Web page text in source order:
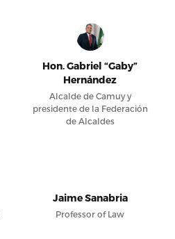
Hon. Gabriel “Gaby”
Hernández
Alcalde de Camuy y
presidente de la Federación
de Alcaldes
Jaime Sanabria
Professor of Law